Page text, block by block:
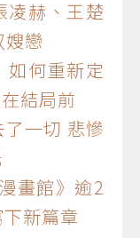
赫、王楚
戀
何重新定
結局前
一切 悲慘
畫館》逾2
新篇章